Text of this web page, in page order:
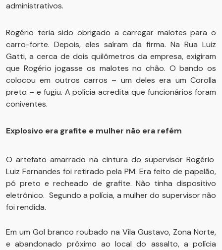
administrativos.
Rogério teria sido obrigado a carregar malotes para o
carro-forte. Depois, eles saíram da firma. Na Rua Luiz
Gatti, a cerca de dois quilômetros da empresa, exigiram
que Rogério jogasse os malotes no chão. O bando os
colocou em outros carros – um deles era um Corolla
preto – e fugiu. A polícia acredita que funcionários foram
coniventes.
Explosivo era grafite e mulher não era refém
O artefato amarrado na cintura do supervisor Rogério
Luiz Fernandes foi retirado pela PM. Era feito de papelão,
pó preto e recheado de grafite. Não tinha dispositivo
eletrônico. Segundo a polícia, a mulher do supervisor não
foi rendida.
Em um Gol branco roubado na Vila Gustavo, Zona Norte,
e abandonado próximo ao local do assalto, a polícia